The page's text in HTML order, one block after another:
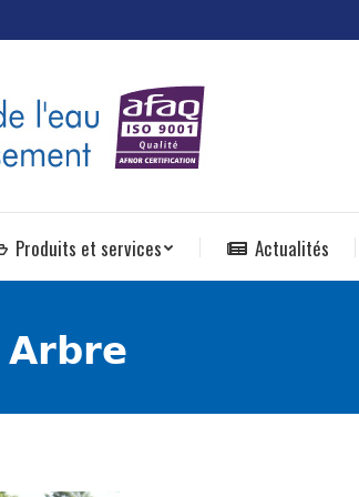
Produits et services Actualités
𝗔𝗿𝗯𝗿𝗲